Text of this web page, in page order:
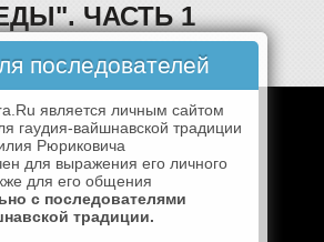
ЧАСТЬ 1
последователей
является личным сайтом
гаудия-вайшнавской традиции
Рюриковича
для выражения его личного
для его общения
с последователями
традиции.